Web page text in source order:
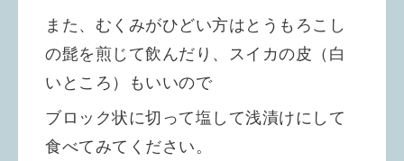
また、むくみがひどい方はとうもろこし
の髭を煎じて飲んだり、スイカの皮（白
いところ）もいいので
ブロック状に切って塩して浅漬けにして
食べてみてください。